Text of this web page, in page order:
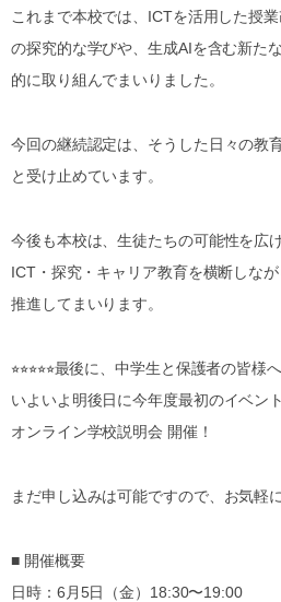
これまで本校では、ICTを活用した授
の探究的な学びや、生成AIを含む新た
的に取り組んでまいりました。
今回の継続認定は、そうした日々の教
と受け止めています。
今後も本校は、生徒たちの可能性を広
ICT・探究・キャリア教育を横断しな
推進してまいります。
⭐︎⭐︎⭐︎⭐︎⭐︎最後に、中学生と保護者の皆様へ
いよいよ明後日に今年度最初のイベン
オンライン学校説明会 開催！
まだ申し込みは可能ですので、お気軽
■ 開催概要
日時：6月5日（金）18:30〜19:00